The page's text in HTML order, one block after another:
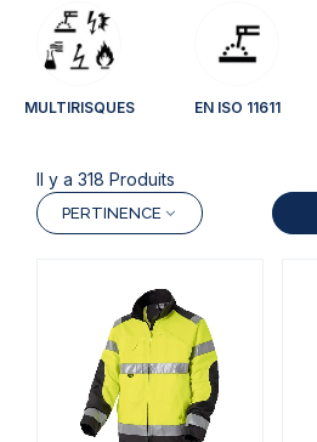
MULTIRISQUES EN ISO 11611
Il y a 318 Produits
PERTINENCE